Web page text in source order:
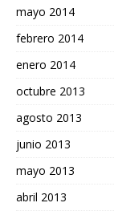
mayo 2014
febrero 2014
enero 2014
octubre 2013
agosto 2013
junio 2013
mayo 2013
abril 2013